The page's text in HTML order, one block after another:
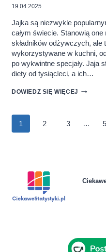
19.04.2025
Jajka są niezwykle
całym świecie. Stanowią
składników odżywczych,
wykorzystywane w kuchni,
po wykwintne specjały. Jaja
diety od tysiącleci, a ich…
DOWIEDZ SIĘ WIĘCEJ ILE
GDZIE
Nawigacja
strony
1 2 3 … 5